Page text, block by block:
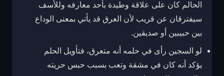
الحالم كان على علاقة وطيدة بأحد معارفه وللأسف
سيفترقان عن قريب لأن العرق قد يأتي بمعنى الوداع
بين حبيبين أو صديقين.
لو السجين رأى في حلمه أنه متعرق، فتأويل الحلم
يؤكد أنه كان في مشقة وتعب بسبب حبس حريته